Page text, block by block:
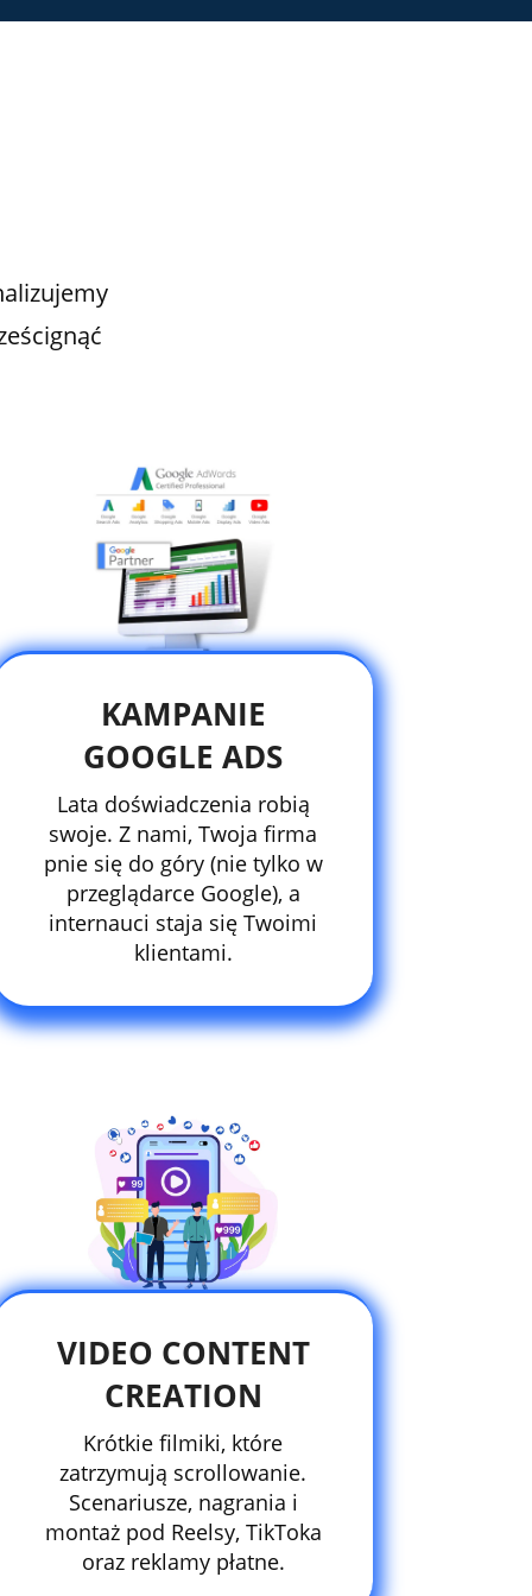
KAMPANIE
GOOGLE ADS
Lata doświadczenia robią
swoje. Z nami, Twoja firma
pnie się do góry (nie tylko w
przeglądarce Google), a
internauci staja się Twoimi
klientami.
VIDEO CONTENT
CREATION
Krótkie filmiki, które
zatrzymują scrollowanie.
Scenariusze, nagrania i
montaż pod Reelsy, TikToka
oraz reklamy płatne.